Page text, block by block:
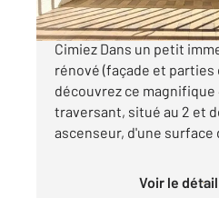
Nice Bas Cimiez /
Cimiez Dans un petit
rénové (façade et parties
découvrez ce
traversant, situé au 2 et
ascenseur, d'une surface
Voir le